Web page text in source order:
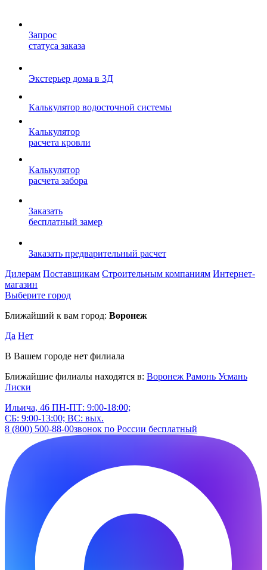
Запрос
статуса заказа
Экстерьер дома в 3Д
Калькулятор водосточной системы
Калькулятор
расчета кровли
Калькулятор
расчета забора
Заказать
бесплатный замер
Заказать предварительный расчет
Дилерам Поставщикам Строительным компаниям Интернет-
магазин
Выберите город
Ближайший к вам город: Воронеж
Да Нет
В Вашем городе нет филиала
Ближайшие филиалы находятся в: Воронеж Рамонь Усмань
Лиски
Ильича, 46 ПН-ПТ: 9:00-18:00;
СБ: 9:00-13:00; ВС: вых.
8 (800) 500-88-00звонок по России бесплатный